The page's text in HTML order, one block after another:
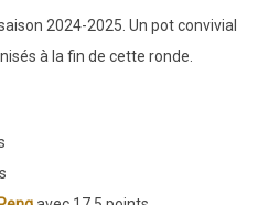
2024-2025. Un pot convivial
à la fin de cette ronde.